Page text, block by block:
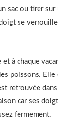
sac ou tirer
se
à chaque
poissons.
retrouvée
car ses
fermement.